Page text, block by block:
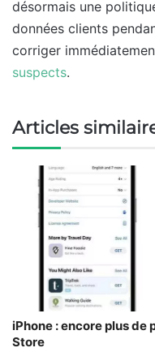
désormais une
données clients
corriger
suspects.
Articles
iPhone : encore plus de
Store